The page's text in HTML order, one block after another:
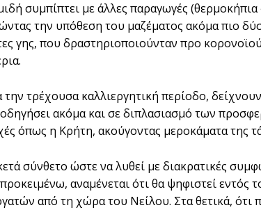
συµπίπτει µε άλλες παραγωγές
την υπόθεση του µαζέµατος ακόµα πιο
γης, που δραστηριοποιούνταν προ
τρέχουσα καλλιεργητική περίοδο,
ακόµα και σε διπλασιασµό των
όπως η Κρήτη, ακούγοντας µεροκάµατα της
σύνθετο ώστε να λυθεί µε διακρατικές
αναµένεται ότι θα ψηφιστεί εντός
από τη χώρα του Νείλου. Στα θετικά, ότι